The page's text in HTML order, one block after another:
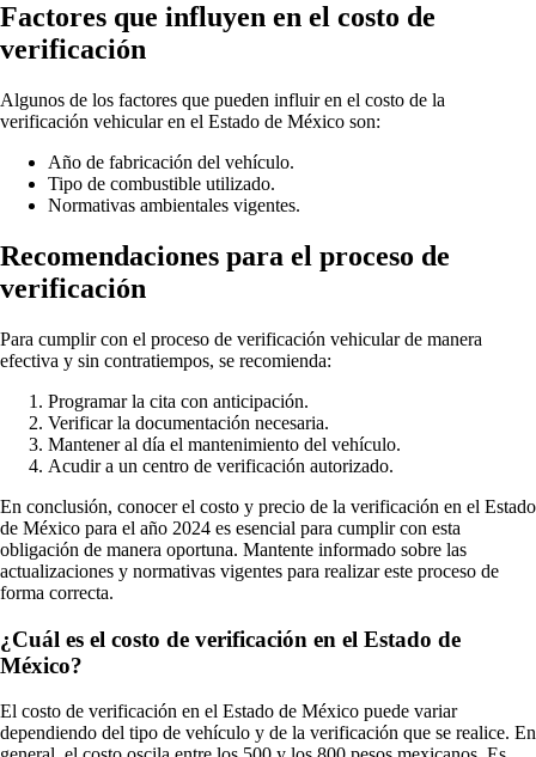
Factores que influyen en el costo de
verificación
Algunos de los factores que pueden influir en el costo de la
verificación vehicular en el Estado de México son:
Año de fabricación del vehículo.
Tipo de combustible utilizado.
Normativas ambientales vigentes.
Recomendaciones para el proceso de
verificación
Para cumplir con el proceso de verificación vehicular de manera
efectiva y sin contratiempos, se recomienda:
Programar la cita con anticipación.
Verificar la documentación necesaria.
Mantener al día el mantenimiento del vehículo.
Acudir a un centro de verificación autorizado.
En conclusión, conocer el costo y precio de la verificación en el Estado
de México para el año 2024 es esencial para cumplir con esta
obligación de manera oportuna. Mantente informado sobre las
actualizaciones y normativas vigentes para realizar este proceso de
forma correcta.
¿Cuál es el costo de verificación en el Estado de
México?
El costo de verificación en el Estado de México puede variar
dependiendo del tipo de vehículo y de la verificación que se realice. En